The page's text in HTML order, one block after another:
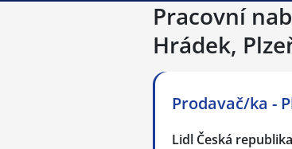
Pracovní
Hrádek,
Prodavač/ka -
Lidl Česká